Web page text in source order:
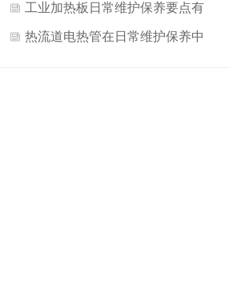
关键是什么吗？
工业加热板日常维护保养要点有
哪些方面？
热流道电热管在日常维护保养中